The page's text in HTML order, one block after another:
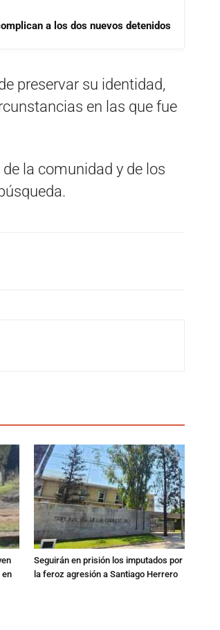
a los dos nuevos detenidos
preservar su identidad,
en las que fue
la comunidad y de los
en
Seguirán en prisión los imputados por
la feroz agresión a Santiago Herrero